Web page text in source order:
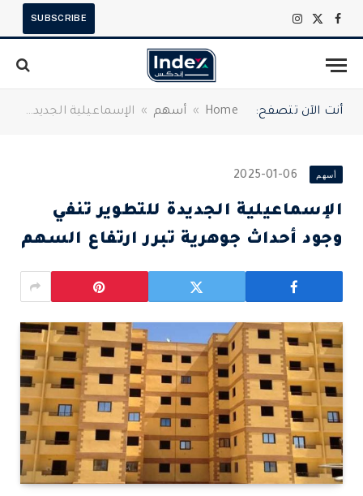
فيسبوك
X
الانستغرام
SUBSCRIBE
أنت الآن تتصفح: Home
» أسهم » الإسماعيلية الجديدة للتطوير تنفي وجود أحداث جوهرية تبرر ارتفاع السهم
أسهم 2025-01-06
الإسماعيلية الجديدة للتطوير تنفي
وجود أحداث جوهرية تبرر ارتفاع السهم